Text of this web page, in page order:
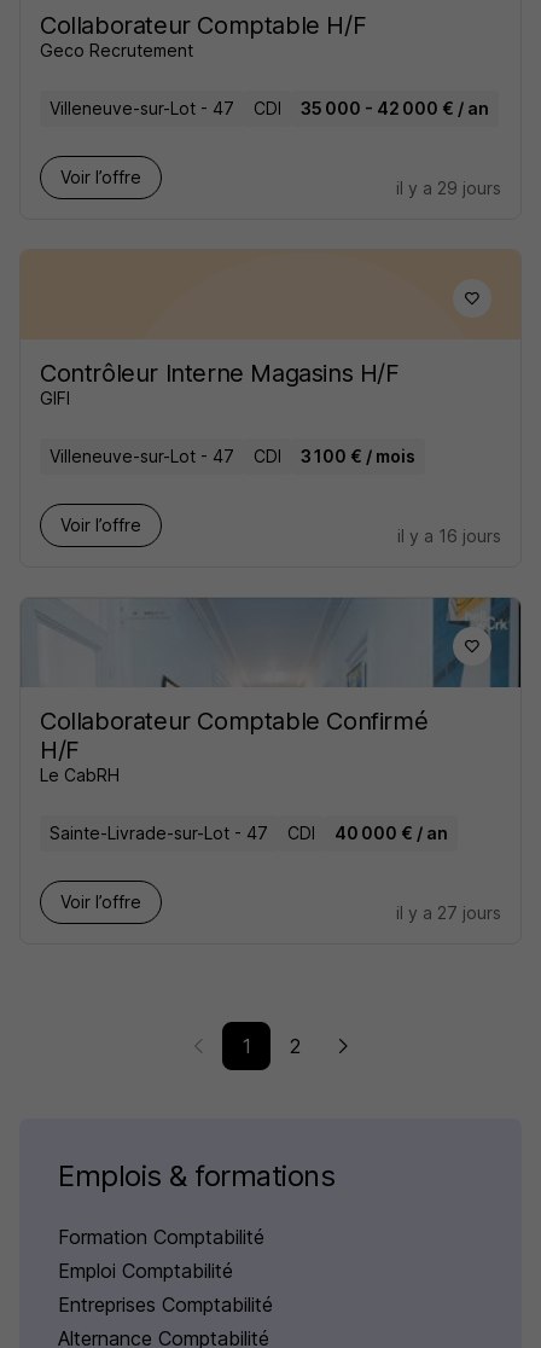
Collaborateur Comptable H/F
Geco Recrutement
Villeneuve-sur-Lot - 47 CDI 35 000 - 42 000 € / an
Voir l’offre
il y a 29 jours
Contrôleur Interne Magasins H/F
GIFI
Villeneuve-sur-Lot - 47 CDI 3 100 € / mois
Voir l’offre
il y a 16 jours
Collaborateur Comptable Confirmé
H/F
Le CabRH
Sainte-Livrade-sur-Lot - 47 CDI 40 000 € / an
Voir l’offre
il y a 27 jours
1 2
Emplois & formations
Formation Comptabilité
Emploi Comptabilité
Entreprises Comptabilité
Alternance Comptabilité